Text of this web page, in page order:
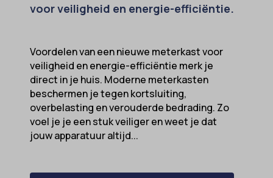
voor veiligheid en energie-efficiëntie.
Voordelen van een nieuwe meterkast voor
veiligheid en energie-efficiëntie merk je
direct in je huis. Moderne meterkasten
beschermen je tegen kortsluiting,
overbelasting en verouderde bedrading. Zo
voel je je een stuk veiliger en weet je dat
jouw apparatuur altijd...